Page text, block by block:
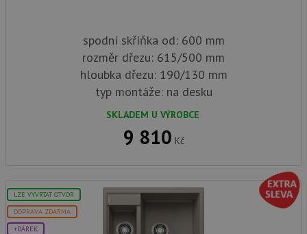
spodní skříňka od: 600 mm
rozměr dřezu: 615/500 mm
hloubka dřezu: 190/130 mm
typ montáže: na desku
SKLADEM U VÝROBCE
9 810 Kč
LZE VYVRTAT OTVOR
DOPRAVA ZDARMA
+DÁREK